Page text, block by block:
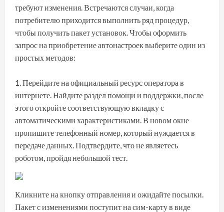
требуют изменения. Встречаются случаи, когда
потребителю приходится выполнить ряд процедур,
чтобы получить пакет установок. Чтобы оформить
запрос на приобретение автонастроек выберите один из
простых методов:
Перейдите на официальный ресурс оператора в
интернете. Найдите раздел помощи и поддержки, после
этого откройте соответствующую вкладку с
автоматическими характеристиками. В новом окне
пропишите телефонный номер, который нуждается в
передаче данных. Подтвердите, что не являетесь
роботом, пройдя небольшой тест.
Кликните на кнопку отправления и ожидайте посылки.
Пакет с изменениями поступит на сим-карту в виде